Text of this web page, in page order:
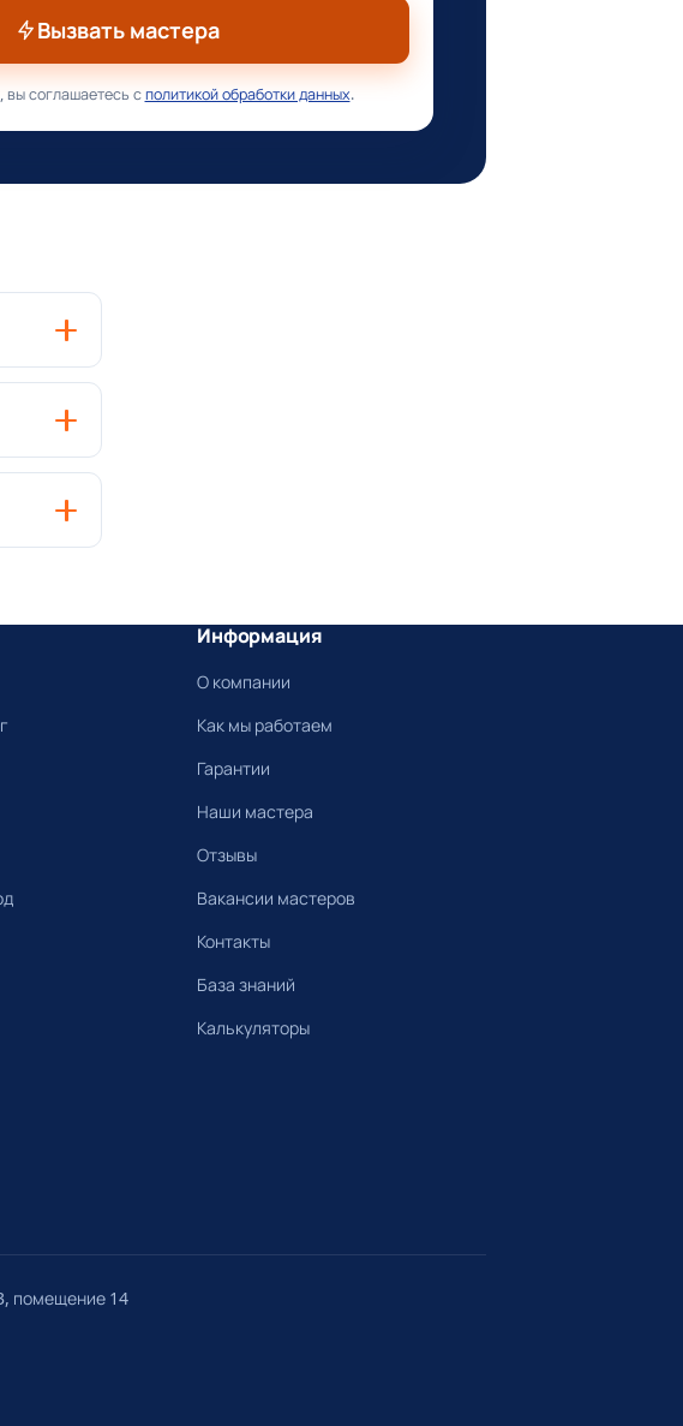
Вызвать мастера
вы соглашаетесь сполитикой обработки данных.
Информация
О компании
Как мы работаем
Гарантии
Наши мастера
Отзывы
Вакансии мастеров
Контакты
База знаний
Калькуляторы
помещение 14